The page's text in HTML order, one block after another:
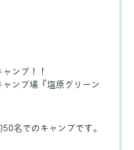
ンプ！！
ンプ場『塩原グリーン
名でのキャンプです。